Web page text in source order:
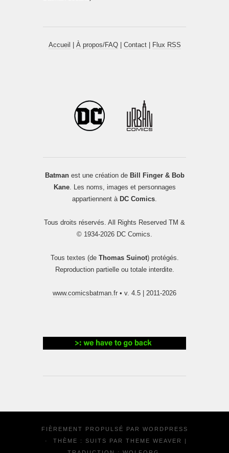
Accueil À propos/FAQ| Contact| Flux RSS
Batmanest une création de Bill Finger & Bob
Kane. Les noms, images et personnages
appartiennent à DC Comics.
Tous droits réservés. All Rights Reserved TM &
© 1934-2026 DC Comics.
Tous textes (de Thomas Suinot) protégés.
Reproduction partielle ou totale interdite.
www.comicsbatman.fr • v. 4.5 | 2011-2026
FIÈREMENT PROPULSÉ PAR WORDPRESS
·
THÈME : SUITS PAR THEME WEAVER
|